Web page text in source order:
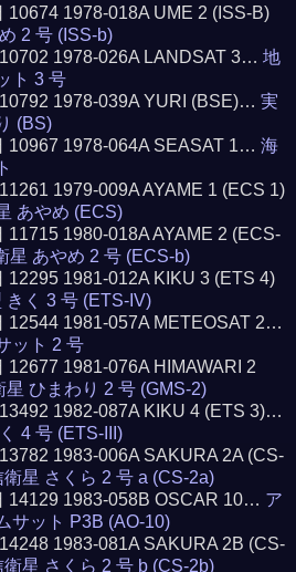
10674 1978-018A UME 2 (ISS-B)
2 号 (ISS-b)
1978-026A LANDSAT 3…地
ト 3 号
1978-039A YURI (BSE)…実
(BS)
10967 1978-064A SEASAT 1…海
1979-009A AYAME 1 (ECS 1)
あやめ (ECS)
11715 1980-018A AYAME 2 (ECS-
星 あやめ 2 号 (ECS-b)
12295 1981-012A KIKU 3 (ETS 4)
きく 3 号 (ETS-IV)
12544 1981-057A METEOSAT 2…
ット 2 号
12677 1981-076A HIMAWARI 2
星 ひまわり 2 号 (GMS-2)
1982-087A KIKU 4 (ETS 3)…
4 号 (ETS-III)
1983-006A SAKURA 2A (CS-
星 さくら 2 号 a (CS-2a)
14129 1983-058B OSCAR 10… ア
サット P3B (AO-10)
1983-081A SAKURA 2B (CS-
星 さくら 2 号 b (CS-2b)